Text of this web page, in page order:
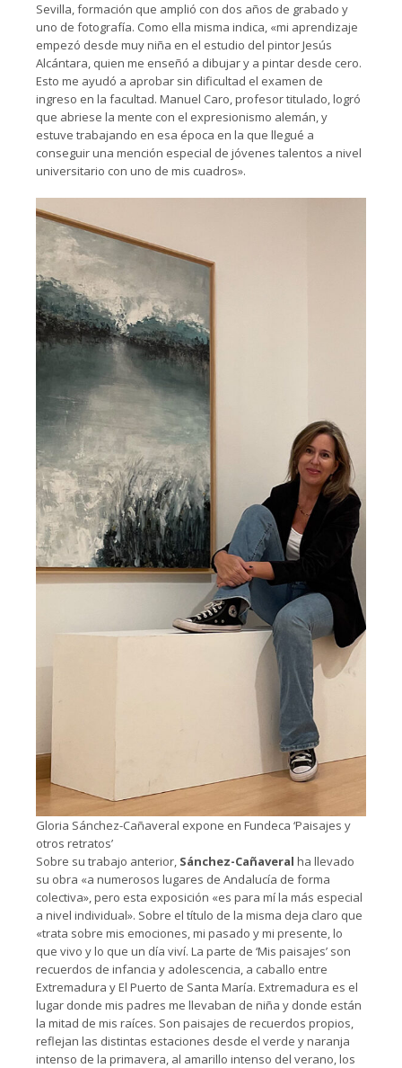
Sevilla, formación que amplió con dos años de grabado y
uno de fotografía. Como ella misma indica, «mi aprendizaje
empezó desde muy niña en el estudio del pintor Jesús
Alcántara, quien me enseñó a dibujar y a pintar desde cero.
Esto me ayudó a aprobar sin dificultad el examen de
ingreso en la facultad. Manuel Caro, profesor titulado, logró
que abriese la mente con el expresionismo alemán, y
estuve trabajando en esa época en la que llegué a
conseguir una mención especial de jóvenes talentos a nivel
universitario con uno de mis cuadros».
Gloria Sánchez-Cañaveral expone en Fundeca ‘Paisajes y
otros retratos’
Sobre su trabajo anterior, Sánchez-Cañaveral ha llevado
su obra «a numerosos lugares de Andalucía de forma
colectiva», pero esta exposición «es para mí la más especial
a nivel individual». Sobre el título de la misma deja claro que
«trata sobre mis emociones, mi pasado y mi presente, lo
que vivo y lo que un día viví. La parte de ‘Mis paisajes’ son
recuerdos de infancia y adolescencia, a caballo entre
Extremadura y El Puerto de Santa María. Extremadura es el
lugar donde mis padres me llevaban de niña y donde están
la mitad de mis raíces. Son paisajes de recuerdos propios,
reflejan las distintas estaciones desde el verde y naranja
intenso de la primavera, al amarillo intenso del verano, los